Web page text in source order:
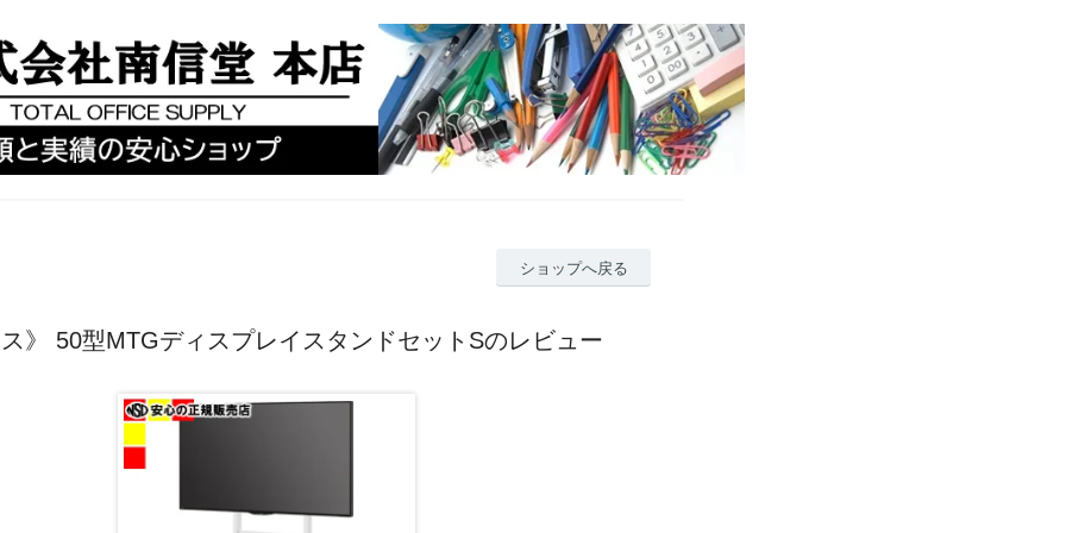
ショップへ戻る
》 50型MTGディスプレイスタンドセットSのレビュー